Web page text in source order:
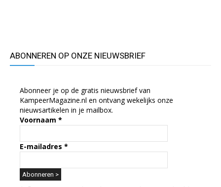
ABONNEREN OP ONZE NIEUWSBRIEF
Abonneer je op de gratis nieuwsbrief van
KampeerMagazine.nl en ontvang wekelijks onze
nieuwsartikelen in je mailbox.
Voornaam *
E-mailadres *